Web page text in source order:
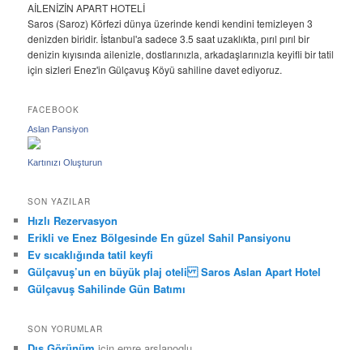
AİLENİZİN APART HOTELİ
Saros (Saroz) Körfezi dünya üzerinde kendi kendini temizleyen 3
denizden biridir. İstanbul'a sadece 3.5 saat uzaklıkta, pırıl pırıl bir
denizin kıyısında ailenizle, dostlarınızla, arkadaşlarınızla keyifli bir tatil
için sizleri Enez'in Gülçavuş Köyü sahiline davet ediyoruz.
FACEBOOK
Aslan Pansiyon
Kartınızı Oluşturun
SON YAZILAR
Hızlı Rezervasyon
Erikli ve Enez Bölgesinde En güzel Sahil Pansiyonu
Ev sıcaklığında tatil keyfi
Gülçavuş’un en büyük plaj oteli Saros Aslan Apart Hotel
Gülçavuş Sahilinde Gün Batımı
SON YORUMLAR